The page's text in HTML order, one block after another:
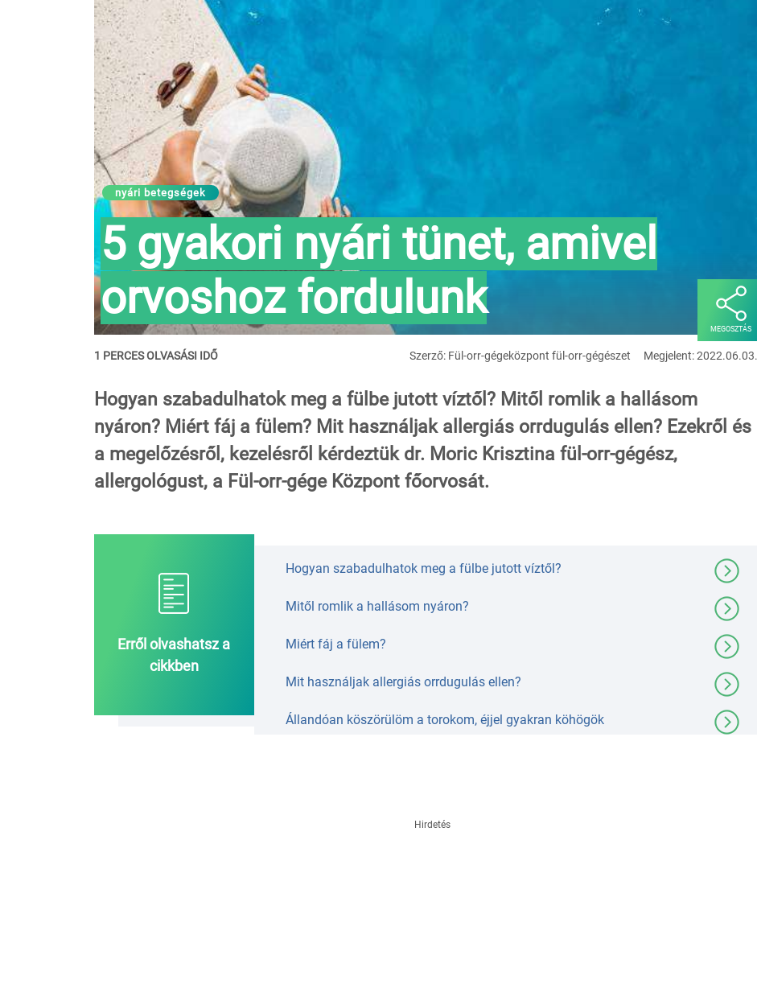
nyári betegségek
5 gyakori nyári tünet, amivel
orvoshoz fordulunk
MEGOSZTÁS
1 PERCES OLVASÁSI IDŐ Megjelent: 2022.06.03.
Szerző: Fül-orr-gégeközpont fül-orr-gégészet
Hogyan szabadulhatok meg a fülbe jutott víztől? Mitől romlik a hallásom
nyáron? Miért fáj a fülem? Mit használjak allergiás orrdugulás ellen? Ezekről és
a megelőzésről, kezelésről kérdeztük dr. Moric Krisztina fül-orr-gégész,
allergológust, a Fül-orr-gége Központ főorvosát.
Erről olvashatsz a
cikkben
Hogyan szabadulhatok meg a fülbe jutott víztől?
Mitől romlik a hallásom nyáron?
Miért fáj a fülem?
Mit használjak allergiás orrdugulás ellen?
Állandóan köszörülöm a torokom, éjjel gyakran köhögök
Hirdetés